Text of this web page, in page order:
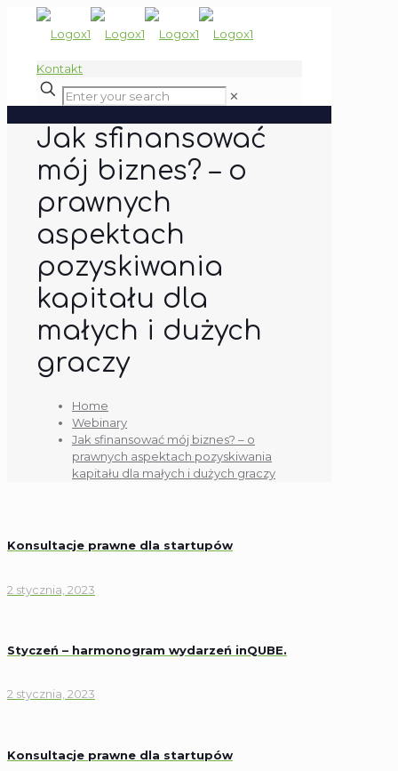
Kontakt
✕
Jak sfinansować
mój biznes? – o
prawnych
aspektach
pozyskiwania
kapitału dla
małych i dużych
graczy
Home
Webinary
Jak sfinansować mój biznes? – o
prawnych aspektach pozyskiwania
kapitału dla małych i dużych graczy
Konsultacje prawne dla startupów
2 stycznia, 2023
Styczeń – harmonogram wydarzeń inQUBE.
2 stycznia, 2023
Konsultacje prawne dla startupów